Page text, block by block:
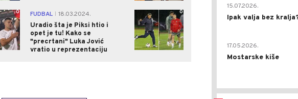
0 FUDBAL
18.03.2024.
Uradio šta je Piksi htio i
opet je tu! Kako se
"precrtani" Luka Jović
vratio u reprezentaciju
0
15.07.2026.
Ipak valja bez
17.05.2026.
Mostarske kiše